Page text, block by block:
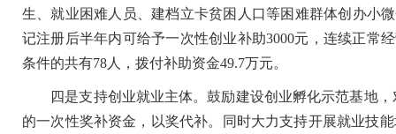
生、就业困难人员、建档立卡贫困人口等困难群体创办小
记注册后半年内可给予一次性创业补助3000元，连续正常
条件的共有78人，拨付补助资金49.7万元。
四是支持创业就业主体。鼓励建设创业孵化示范基地，
的一次性奖补资金，以奖代补。同时大力支持开展就业技